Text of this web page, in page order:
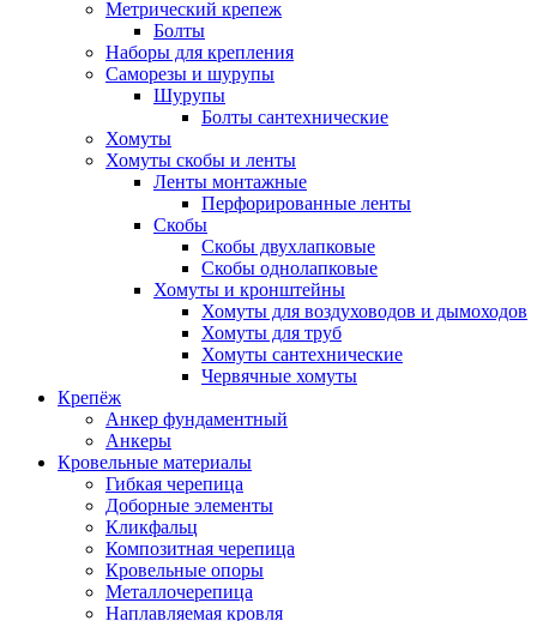
Метрический крепеж
Болты
Наборы для крепления
Саморезы и шурупы
Шурупы
Болты сантехнические
Хомуты
Хомуты скобы и ленты
Ленты монтажные
Перфорированные ленты
Скобы
Скобы двухлапковые
Скобы однолапковые
Хомуты и кронштейны
Хомуты для воздуховодов и дымоходов
Хомуты для труб
Хомуты сантехнические
Червячные хомуты
Крепёж
Анкер фундаментный
Анкеры
Кровельные материалы
Гибкая черепица
Доборные элементы
Кликфальц
Композитная черепица
Кровельные опоры
Металлочерепица
Наплавляемая кровля